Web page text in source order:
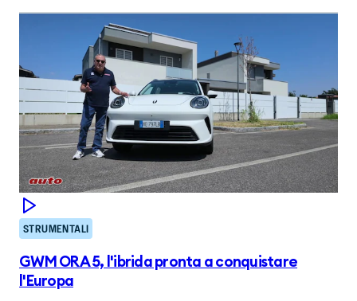
STRUMENTALI
GWM ORA 5, l'ibrida pronta a conquistare
l'Europa